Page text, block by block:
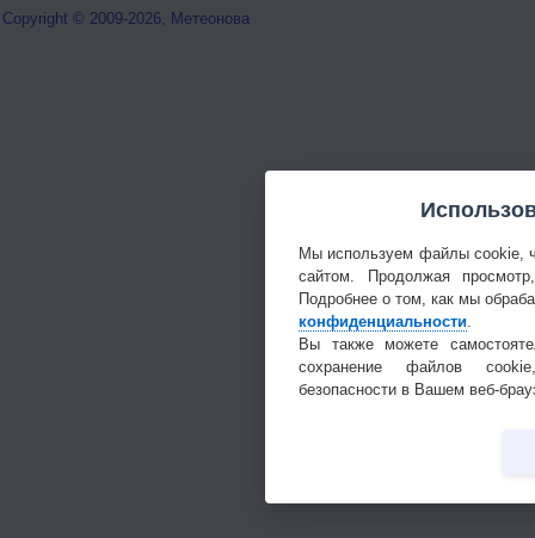
Copyright © 2009-2026, Метеонова
Мы используем файлы cookie,
сайтом. Продолжая
Подробнее о том, как мы
конфиденциальности
Вы также можете
сохранение файлов
безопасности в Вашем веб-